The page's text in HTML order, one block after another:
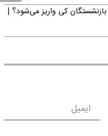
کی واریز می‌شود؟ |
ایمیل